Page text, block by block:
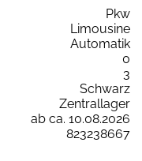
Pkw
Limousine
Automatik
0
3
Schwarz
Zentrallager
ab ca. 10.08.2026
823238667